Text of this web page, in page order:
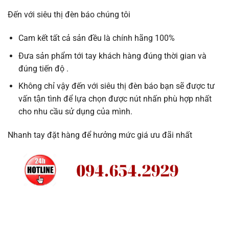
Đến với siêu thị đèn báo chúng tôi
Cam kết tất cả sản đều là chính hãng 100%
Đưa sản phẩm tới tay khách hàng đúng thời gian và
đúng tiến độ .
Không chỉ vậy đến với siêu thị đèn báo bạn sẽ được tư
vấn tận tình để lựa chọn được nút nhấn phù hợp nhất
cho nhu cầu sử dụng của mình.
Nhanh tay đặt hàng để hưởng mức giá ưu đãi nhất